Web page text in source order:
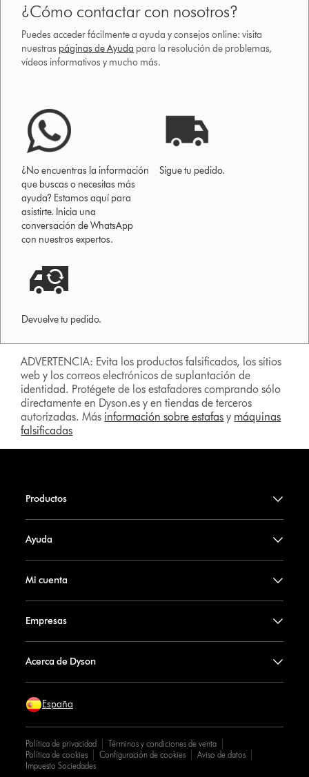
¿Cómo contactar con nosotros?
Puedes acceder fácilmente a ayuda y consejos online: visita
nuestras páginas de Ayuda para la resolución de problemas,
vídeos informativos y mucho más.
¿No encuentras la información
que buscas o necesitas más
ayuda? Estamos aquí para
asistirte. Inicia una
conversación de WhatsApp
con nuestros expertos.
Sigue tu pedido.
Devuelve tu pedido.
ADVERTENCIA: Evita los productos falsificados, los sitios
web y los correos electrónicos de suplantación de
identidad. Protégete de los estafadores comprando sólo
directamente en Dyson.es y en tiendas de terceros
autorizadas. Más información sobre estafas y máquinas
falsificadas
Productos
Ayuda
Mi cuenta
Empresas
Acerca de Dyson
España
Política de privacidad
Términos y condiciones de venta
Política de cookies
Configuración de cookies
Aviso de datos
Impuesto Sociedades